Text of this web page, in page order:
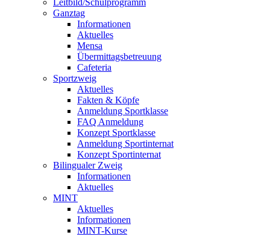
Leitbild/Schulprogramm
Ganztag
Informationen
Aktuelles
Mensa
Übermittagsbetreuung
Cafeteria
Sportzweig
Aktuelles
Fakten & Köpfe
Anmeldung Sportklasse
FAQ Anmeldung
Konzept Sportklasse
Anmeldung Sportinternat
Konzept Sportinternat
Bilingualer Zweig
Informationen
Aktuelles
MINT
Aktuelles
Informationen
MINT-Kurse